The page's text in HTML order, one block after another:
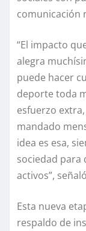
comunicación
“El impacto
alegra
puede hacer
deporte toda
esfuerzo
mandado
idea es esa,
sociedad para
activos”,
Esta nueva
respaldo de